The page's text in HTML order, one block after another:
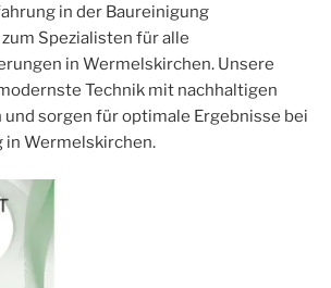
in der Baureinigung
Spezialisten für alle
in Wermelskirchen. Unsere
Technik mit nachhaltigen
sorgen für optimale Ergebnisse bei
in Wermelskirchen.